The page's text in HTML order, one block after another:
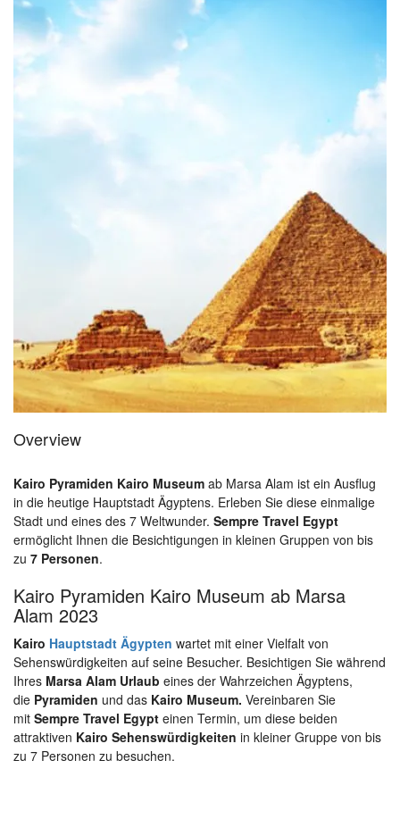
Overview
Kairo Pyramiden Kairo Museum ab Marsa Alam ist ein Ausflug
in die heutige Hauptstadt Ägyptens. Erleben Sie diese einmalige
Stadt und eines des 7 Weltwunder. Sempre Travel Egypt
ermöglicht Ihnen die Besichtigungen in kleinen Gruppen von bis
zu 7 Personen.
Kairo Pyramiden Kairo Museum ab Marsa
Alam 2023
Kairo Hauptstadt Ägypten wartet mit einer Vielfalt von
Sehenswürdigkeiten auf seine Besucher. Besichtigen Sie während
Ihres Marsa Alam Urlaub eines der Wahrzeichen Ägyptens,
die Pyramiden und das Kairo Museum. Vereinbaren Sie
mit Sempre Travel Egypt einen Termin, um diese beiden
attraktiven Kairo Sehenswürdigkeiten in kleiner Gruppe von bis
zu 7 Personen zu besuchen.